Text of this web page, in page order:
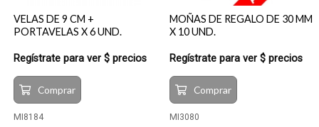
VELAS DE 9 CM +
PORTAVELAS X 6 UND.
Regístrate para ver $ precios
Comprar
MI8184
MOÑAS DE REGALO DE 30 MM
X 10 UND.
Regístrate para ver $ precios
Comprar
MI3080